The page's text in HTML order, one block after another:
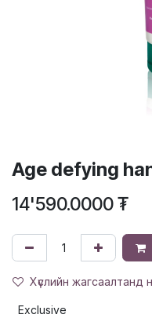
Age defying
14'590.0000₮
Хүслийн жагсаалтанд
Exclusive